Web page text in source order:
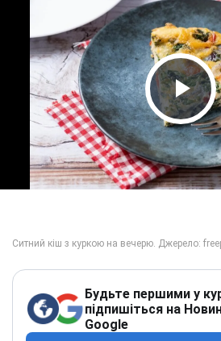
Play
Будьте першими у
підпишіться на
Google